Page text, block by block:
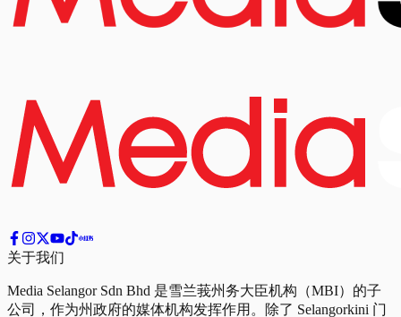
关于我们
Media Selangor Sdn Bhd 是雪兰莪州务大臣机构（MBI）的子
公司，作为州政府的媒体机构发挥作用。除了 Selangorkini 门